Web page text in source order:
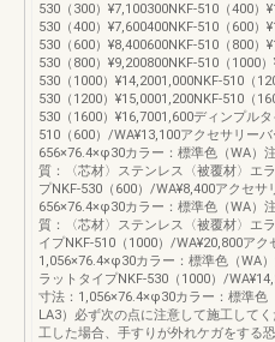
530（300）¥7,100300NKF-510（400）
530（400）¥7,600400NKF-510（600）
530（600）¥8,400600NKF-510（800）
530（800）¥9,200800NKF-510（1000
530（1000）¥14,2001,000NKF-510（
530（1200）¥15,0001,200NKF-510（
530（1600）¥16,7001,600ディンプル
510（600）/WA¥13,100アクセサリーバ
656×76.4×φ30カラー：標準色（WA）
質：〈芯材〉ステンレス〈被覆材〉エ
プNKF-530（600）/WA¥8,400アクセサ
656×76.4×φ30カラー：標準色（WA）
質：〈芯材〉ステンレス〈被覆材〉エ
イプNKF-510（1000）/WA¥20,800アク
1,056×76.4×φ30カラー：標準色（WA
ラットタイプNKF-530（1000）/
寸法：1,056×76.4×φ30カラー：標準色
LA3）必ず次の点に注意して施工して
工した場合、手すりが外れケガをする